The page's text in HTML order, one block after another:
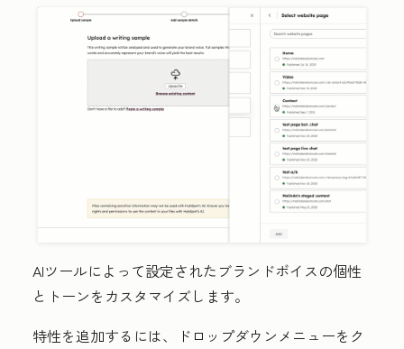
AIツールによって設定されたブランドボイスの個性
とトーンをカスタマイズします。
特性を追加するには、
ドロップダウンメニューをク